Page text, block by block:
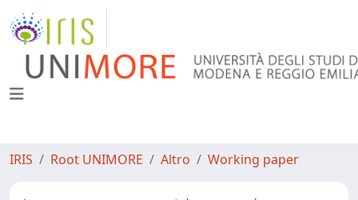
IRIS Root UNIMORE Altro Working paper